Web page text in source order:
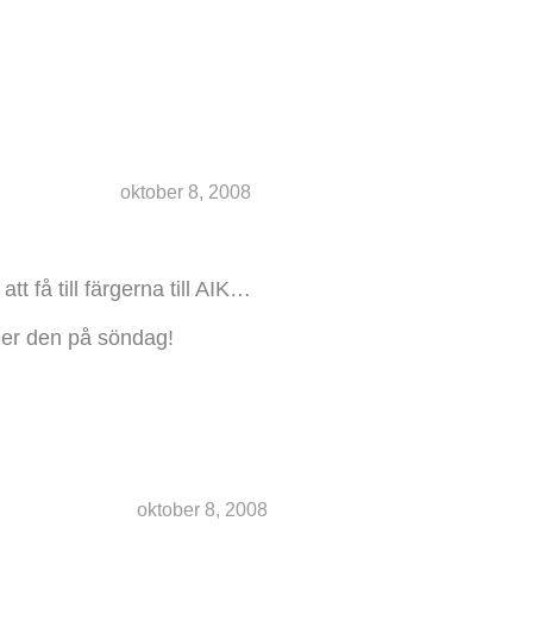
oktober 8, 2008
få till färgerna till AIK…
den på söndag!
oktober 8, 2008